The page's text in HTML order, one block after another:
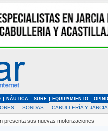
NÁUTICA SURF EQUIPAMIENTO
SONDAS CABULLERÍA Y JARCIA
presenta sus nuevas motorizaciones